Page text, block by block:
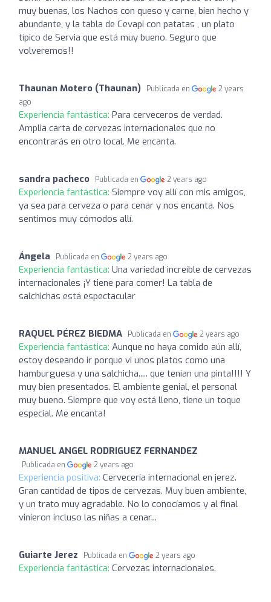
muy buenas, los Nachos con queso y carne, bien hecho y
abundante, y la tabla de Cevapi con patatas , un plato
típico de Servia que está muy bueno. Seguro que
volveremos!!
Thaunan Motero (Thaunan) Publicada en
2 years
ago
Experiencia fantástica: Para cerveceros de verdad.
Amplia carta de cervezas internacionales que no
encontrarás en otro local. Me encanta.
sandra pacheco Publicada en 2 years ago
Experiencia fantástica: Siempre voy allí con mis amigos,
ya sea para cerveza o para cenar y nos encanta. Nos
sentimos muy cómodos allí.
Ángela Publicada en 2 years ago
Experiencia fantástica: Una variedad increíble de cervezas
internacionales ¡Y tiene para comer! La tabla de
salchichas está espectacular
RAQUEL PÉREZ BIEDMA Publicada en 2 years ago
Experiencia fantástica: Aunque no haya comido aún allí,
estoy deseando ir porque vi unos platos como una
hamburguesa y una salchicha..... que tenían una pinta!!!! Y
muy bien presentados. El ambiente genial, el personal
muy bueno. Siempre que voy está lleno, tiene un toque
especial. Me encanta!
MANUEL ANGEL RODRIGUEZ FERNANDEZ
Publicada en 2 years ago
Experiencia positiva: Cervecería internacional en jerez.
Gran cantidad de tipos de cervezas. Muy buen ambiente,
y un trato muy agradable. No lo conocíamos y al final
vinieron incluso las niñas a cenar...
Guiarte Jerez Publicada en 2 years ago
Experiencia fantástica: Cervezas internacionales.